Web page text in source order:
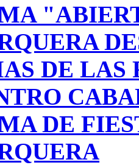
DE LAS
DE